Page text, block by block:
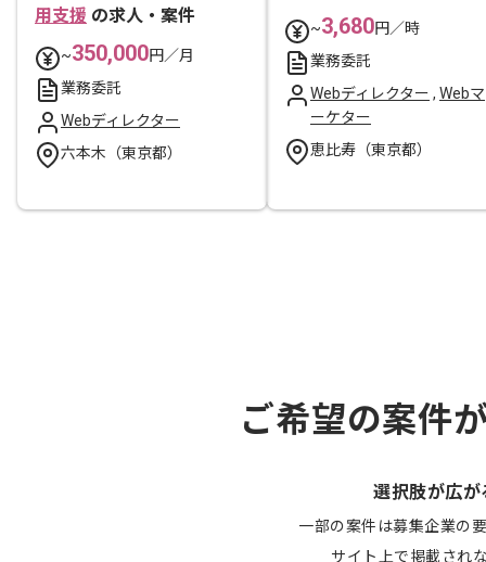
用支援 の求人・案件
~350,000円／月
業務委託
Webディレクター
六本木（東京都）
~3,680円／時
業務委託
Webディレクター , Webマ
ーケター
恵比寿（東京都）
ご希望の案件
選択肢が広が
一部の案件は募集企業の
サイト上で掲載され